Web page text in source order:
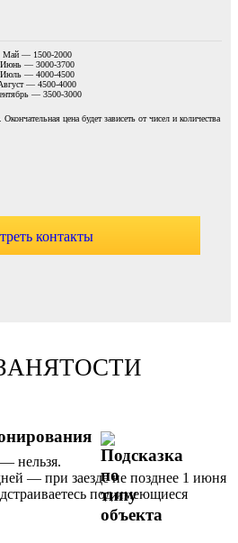
Май — 1500-2000
Июнь — 3000-3700
Июль — 4000-4500
— 4500-4000
— 3500-3000
цена будет зависеть от чисел и количества
контакты
нельзя.
— при заезде не позднее 1 июня
под имеющиеся